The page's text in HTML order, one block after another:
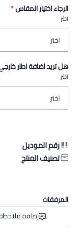
الرجاء اختيار المقاس*
اختر
هل تريد اضافة اطار
اختر
رقم الموديل
تصنيف المنتج
المرفقات
إضافة